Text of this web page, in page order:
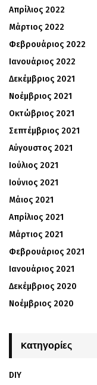
Απρίλιος 2022
Μάρτιος 2022
Φεβρουάριος 2022
Ιανουάριος 2022
Δεκέμβριος 2021
Νοέμβριος 2021
Οκτώβριος 2021
Σεπτέμβριος 2021
Αύγουστος 2021
Ιούλιος 2021
Ιούνιος 2021
Μάιος 2021
Απρίλιος 2021
Μάρτιος 2021
Φεβρουάριος 2021
Ιανουάριος 2021
Δεκέμβριος 2020
Νοέμβριος 2020
Kατηγορίες
DIY